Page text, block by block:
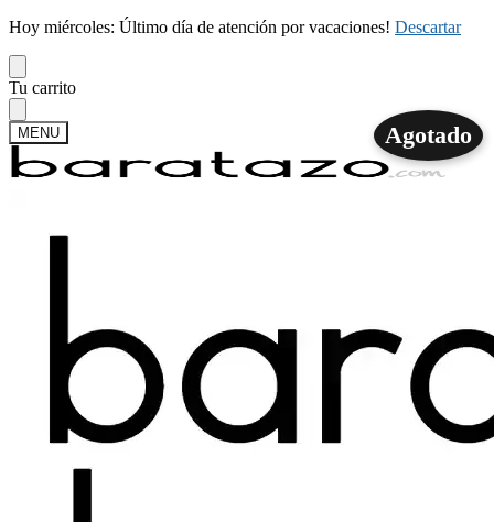
Hoy miércoles: Último día de atención por vacaciones! Descartar
Skip
to
navigation
Skip
to
content
Tu carrito
MENU
Mi cuenta
Agotado